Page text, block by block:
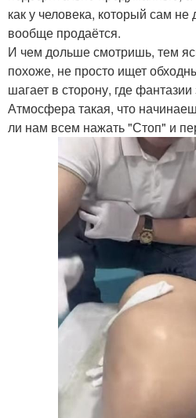
как у человека, который сам не
вообще продаётся.
И чем дольше смотришь, тем
похоже, не просто ищет
шагает в сторону, где
Атмосфера такая, что
ли нам всем нажать "Стоп" и